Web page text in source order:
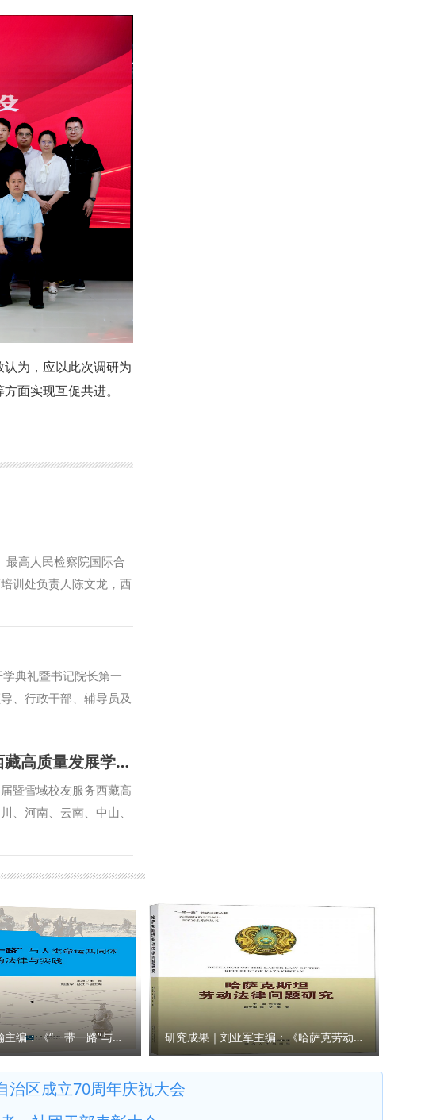
为，应以此次调研为
面实现互促共进。
最高人民检察院国际合
训处负责人陈文龙，西
校长马朝琦主持会议。
机关深化交流，不断拓
互派交流、学生实习实
外刑事法治与国别检
种法律数据库建设等
源，推动学校专家学者
践难题开展联合攻关，
高度重视，西北政法
察司法研究中心先后配
十余部法典等，在服务
委托书 马朝琦宣布西
处、国际交流与合作
（国际仲裁学院）、国
馆以及涉外刑事法治与
宝西安分公司等单位的
孙学龙）
典礼暨书记院长第一
、行政干部、辅导员及
的国歌声中，本次典
因浓厚，法学特色鲜
深植红色根脉，以忠诚
精研法治真义，以德法
时代使命，以实干笃
理。最后他鼓励同学们
复兴重任的法治新人。
，并介绍了学院的学科
心，全面提升自身素
优秀人才，用积极思维
秉持善良正直，以不断
了学院人才培养方案
子正进行了发言。 此次
塔。希望新生们以开学
为法治中国建设贡献力
校党委副书记郭武军出席西藏校友理事会换届暨雪域校友服务西藏高质量发展学习交流会
暨雪域校友服务西藏高
、河南、云南、中山、
校友参会。 郭武军向
成绩，并向长期关心支
一届校友理事会提出三
供更坚实的服务支撑；
展中彰显西法大担当；
会实现共赢发展。 国
事会换届工作的批
会新任会长韩德辉致
等先后发言；福建、青
藏校友理事会换届的祝
火分别以《新时代国
享。 在拉萨期间，郭
业人才需求与培养、学
研究成果｜王瀚主编：《“一带一路”与人类命运共同体构建的法律与实践》 研究成果｜刘亚军主编：《哈萨克劳动法律问题研究》
治区成立70周年庆祝大会